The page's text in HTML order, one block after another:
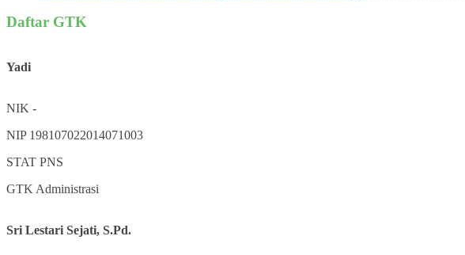
Daftar GTK
Yadi
NIK -
NIP 198107022014071003
STAT PNS
GTK Administrasi
Sri Lestari Sejati, S.Pd.